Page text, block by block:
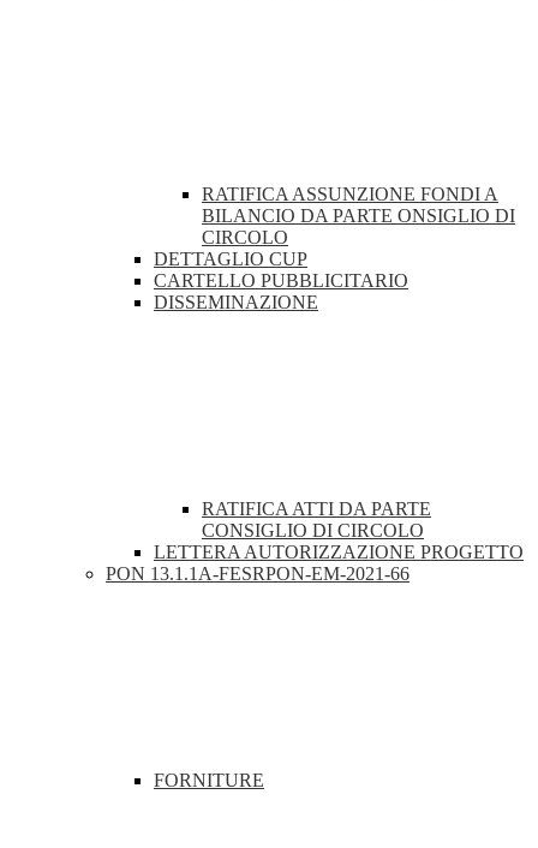
RATIFICA ASSUNZIONE FONDI A
BILANCIO DA PARTE ONSIGLIO DI
CIRCOLO
DETTAGLIO CUP
CARTELLO PUBBLICITARIO
DISSEMINAZIONE
RATIFICA ATTI DA PARTE
CONSIGLIO DI CIRCOLO
LETTERA AUTORIZZAZIONE PROGETTO
PON 13.1.1A-FESRPON-EM-2021-66
FORNITURE